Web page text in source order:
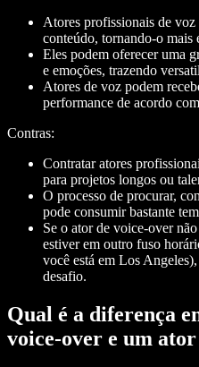
Atores profissionais de
conteúdo, tornando-o
Eles podem oferecer uma
e emoções, trazendo
Atores de voz podem
performance de acordo
Contras:
Contratar atores
para projetos longos ou
O processo de procurar,
pode consumir bastante
Se o ator de voice-over
estiver em outro fuso
você está em Los
desafio.
Qual é a diferença
voice-over e um ator